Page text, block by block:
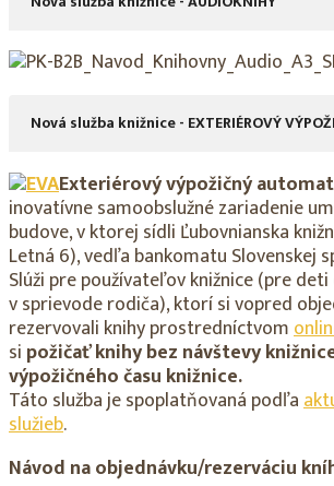
Nová služba knižnice - EXTERIÉROVÝ
Exteriérový výpožičný
inovatívne samoobslužné zariadenie
budove, v ktorej sídli Ľubovnianska
Letná 6), vedľa bankomatu Slovenskej
Slúži pre používateľov knižnice (pre
v sprievode rodiča), ktorí si vopred
rezervovali knihy prostredníctvom
si požičať knihy bez návštevy
výpožičného času knižnice.
Táto služba je spoplatňovaná podľa
služieb.
Návod na objednávku/rezerváciu